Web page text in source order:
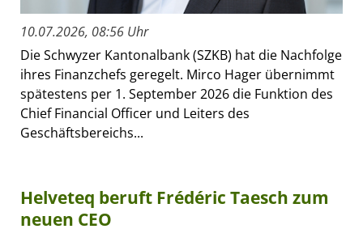
10.07.2026, 08:56 Uhr
Die Schwyzer Kantonalbank (SZKB) hat die Nachfolge
ihres Finanzchefs geregelt. Mirco Hager übernimmt
spätestens per 1. September 2026 die Funktion des
Chief Financial Officer und Leiters des
Geschäftsbereichs...
Helveteq beruft Frédéric Taesch zum
neuen CEO